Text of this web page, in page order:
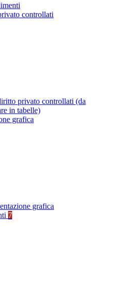
controllati
privato controllati (da
in tabelle)
grafica
grafica
7